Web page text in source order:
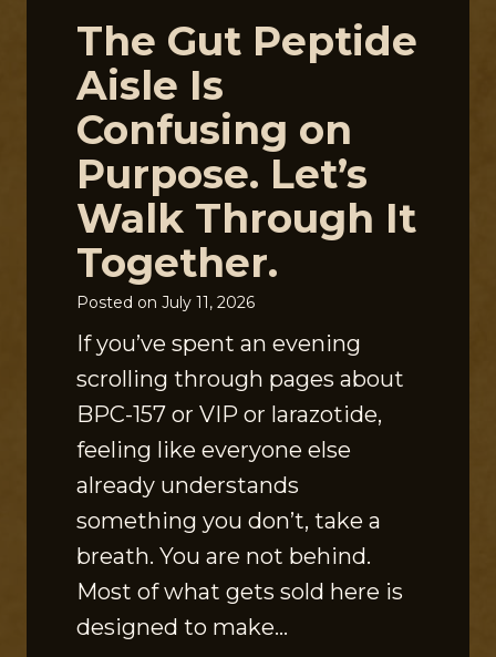
The Gut Peptide
Aisle Is
Confusing on
Purpose. Let’s
Walk Through It
Together.
Posted on July 11, 2026
If you’ve spent an evening
scrolling through pages about
BPC-157 or VIP or larazotide,
feeling like everyone else
already understands
something you don’t, take a
breath. You are not behind.
Most of what gets sold here is
designed to make…